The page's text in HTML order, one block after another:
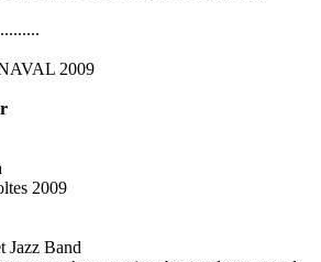
2009
2009
Jazz Band